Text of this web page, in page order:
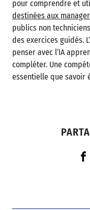
pour comprendre et
destinées aux
publics non
des exercices guidés.
penser avec l’IA
compléter. Une
essentielle que savoir